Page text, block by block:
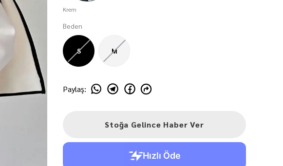
Krem
Beden
S M
Paylaş:
Stoğa Gelince Haber Ver